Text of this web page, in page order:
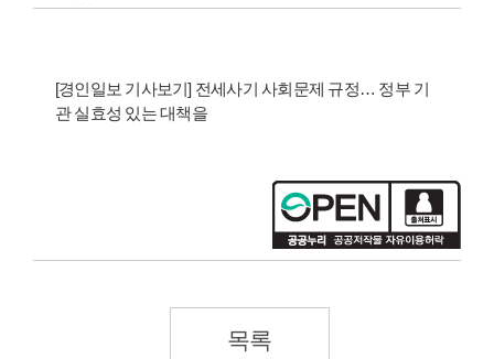
[경인일보 기사보기] 전세사기 사회문제 규정… 정부 기
관 실효성 있는 대책을
목록